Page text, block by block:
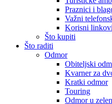
Praznici i
Važni
Korisni linkovi
Što kupiti
Što raditi
Odmor
Obiteljski
Kvarner za
Kratki odmor
Touring
Odmor u